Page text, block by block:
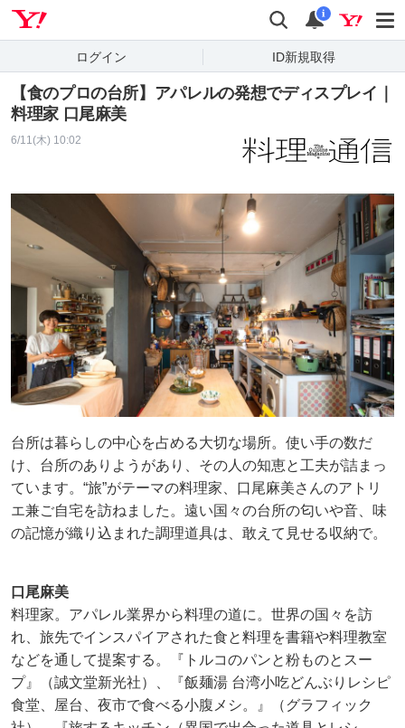
検索 通知
i
ログイン ID新規取得
【食のプロの台所】アパレルの発想でディスプレイ｜
料理家 口尾麻美
6/11(木) 10:02
台所は暮らしの中心を占める大切な場所。使い手の数だ
け、台所のありようがあり、その人の知恵と工夫が詰まっ
ています。“旅”がテーマの料理家、口尾麻美さんのアトリ
エ兼ご自宅を訪ねました。遠い国々の台所の匂いや音、味
の記憶が織り込まれた調理道具は、敢えて見せる収納で。
口尾麻美
料理家。アパレル業界から料理の道に。世界の国々を訪
れ、旅先でインスパイアされた食と料理を書籍や料理教室
などを通して提案する。『トルコのパンと粉ものとスー
プ』（誠文堂新光社）、『飯麺湯 台湾小吃どんぶりレシピ
食堂、屋台、夜市で食べる小腹メシ。』（グラフィック